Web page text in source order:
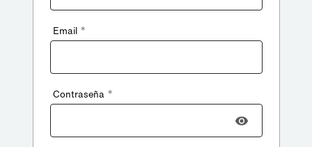
Email *
Contraseña *